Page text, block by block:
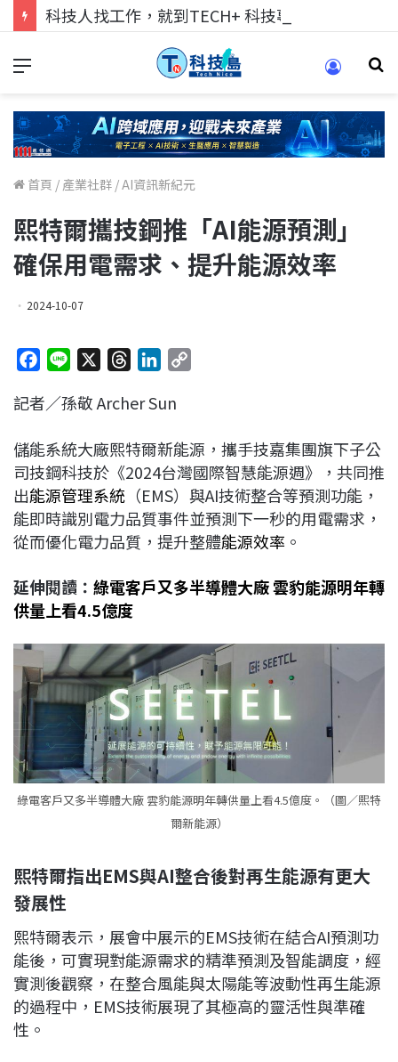
科技人找工作，就到TECH+ 科技專區!
首頁 / 產業社群 /AI資訊新紀元
熙特爾攜技鋼推「AI能源預測」
確保用電需求、提升能源效率
2024-10-07
c
b
o
o
k
n
r
a
d
s
n
e
d
I
n
L
i
n
k
記者／孫敬 Archer Sun
儲能系統大廠熙特爾新能源，攜手技嘉集團旗下子公
司技鋼科技於《2024台灣國際智慧能源週》，共同推
出能源管理系統 （EMS）與AI技術整合等預測功能，
能即時識別電力品質事件並預測下一秒的用電需求，
從而優化電力品質，提升整體能源效率 。
延伸閱讀： 綠電客戶又多半導體大廠 雲豹能源明年轉
供量上看4.5億度
綠電客戶又多半導體大廠 雲豹能源明年轉供量上看4.5億度。（圖／熙特
爾新能源）
熙特爾指出EMS與AI整合後對再生能源有更大
發展性
熙特爾表示，展會中展示的EMS技術在結合AI預測功
能後，可實現對能源需求的精準預測及智能調度，經
實測後觀察，在整合風能與太陽能等波動性再生能源
的過程中，EMS技術展現了其極高的靈活性與準確
性。